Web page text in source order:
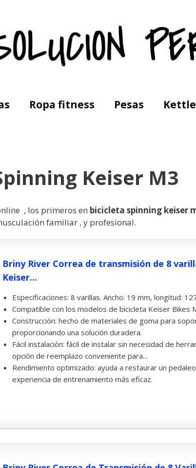
Ropa fitness Pesas
Keiser M3
, los primeros en bicicleta spinning keiser
familiar , y profesional.
Briny River Correa de transmisión de 8
Keiser...
Especificaciones: 8 varillas. Ancho: 19 mm, longitud:
Compatible con los modelos de bicicleta Keiser Bikes
Construcción: hecho de materiales de goma para
proporcionando una solución duradera.
Fácil instalación: fácil de instalar sin necesidad de
opción de reemplazo conveniente para...
Rendimiento optimizado: ayuda a restaurar un
experiencia de entrenamiento más eficaz.